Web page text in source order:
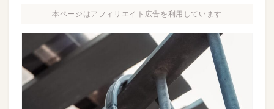
本ページはアフィリエイト広告を利用しています